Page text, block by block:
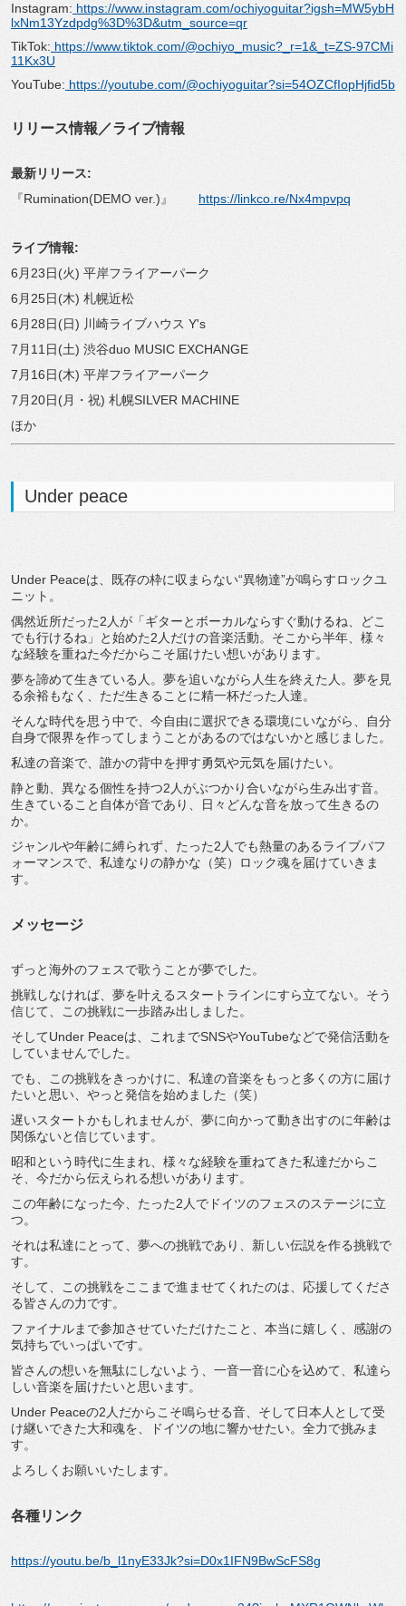
Instagram: https://www.instagram.com/ochiyoguitar?igsh=MW5ybH
lxNm13Yzdpdg%3D%3D&utm_source=qr
TikTok: https://www.tiktok.com/@ochiyo_music?_r=1&_t=ZS-97CMi
11Kx3U
YouTube: https://youtube.com/@ochiyoguitar?si=54OZCfIopHjfid5b
リリース情報／ライブ情報
最新リリース:
『Rumination(DEMO ver.)』 https://linkco.re/Nx4mpvpq
ライブ情報:
6月23日(火) 平岸フライアーパーク
6月25日(木) 札幌近松
6月28日(日) 川崎ライブハウス Y's
7月11日(土) 渋谷duo MUSIC EXCHANGE
7月16日(木) 平岸フライアーパーク
7月20日(月・祝) 札幌SILVER MACHINE
ほか
Under peace
Under Peaceは、既存の枠に収まらない“異物達”が鳴らすロックユ
ニット。
偶然近所だった2人が「ギターとボーカルならすぐ動けるね、どこ
でも行けるね」と始めた2人だけの音楽活動。そこから半年、様々
な経験を重ねた今だからこそ届けたい想いがあります。
夢を諦めて生きている人。夢を追いながら人生を終えた人。夢を見
る余裕もなく、ただ生きることに精一杯だった人達。
そんな時代を思う中で、今自由に選択できる環境にいながら、自分
自身で限界を作ってしまうことがあるのではないかと感じました。
私達の音楽で、誰かの背中を押す勇気や元気を届けたい。
静と動、異なる個性を持つ2人がぶつかり合いながら生み出す音。
生きていること自体が音であり、日々どんな音を放って生きるの
か。
ジャンルや年齢に縛られず、たった2人でも熱量のあるライブパフ
ォーマンスで、私達なりの静かな（笑）ロック魂を届けていきま
す。
メッセージ
ずっと海外のフェスで歌うことが夢でした。
挑戦しなければ、夢を叶えるスタートラインにすら立てない。そう
信じて、この挑戦に一歩踏み出しました。
そしてUnder Peaceは、これまでSNSやYouTubeなどで発信活動を
していませんでした。
でも、この挑戦をきっかけに、私達の音楽をもっと多くの方に届け
たいと思い、やっと発信を始めました（笑）
遅いスタートかもしれませんが、夢に向かって動き出すのに年齢は
関係ないと信じています。
昭和という時代に生まれ、様々な経験を重ねてきた私達だからこ
そ、今だから伝えられる想いがあります。
この年齢になった今、たった2人でドイツのフェスのステージに立
つ。
それは私達にとって、夢への挑戦であり、新しい伝説を作る挑戦で
す。
そして、この挑戦をここまで進ませてくれたのは、応援してくださ
る皆さんの力です。
ファイナルまで参加させていただけたこと、本当に嬉しく、感謝の
気持ちでいっぱいです。
皆さんの想いを無駄にしないよう、一音一音に心を込めて、私達ら
しい音楽を届けたいと思います。
Under Peaceの2人だからこそ鳴らせる音、そして日本人として受
け継いできた大和魂を、ドイツの地に響かせたい。全力で挑みま
す。
よろしくお願いいたします。
各種リンク
https://youtu.be/b_l1nyE33Jk?si=D0x1IFN9BwScFS8g